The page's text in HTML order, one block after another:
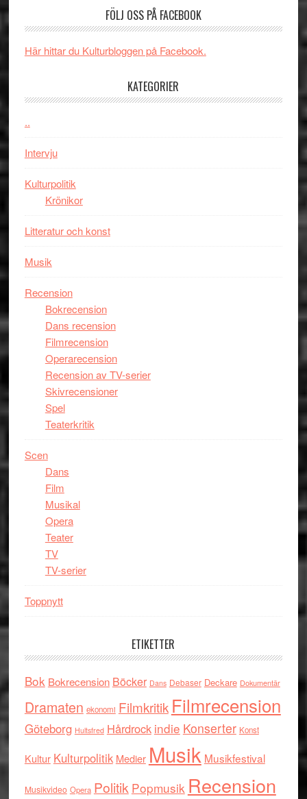
Brand
kan
FÖLJ OSS PÅ FACEBOOK
Här hittar du Kulturbloggen på Facebook.
KATEGORIER
..
Intervju
Kulturpolitik
Krönikor
Litteratur och konst
Musik
Recension
Bokrecension
Dans recension
Filmrecension
Operarecension
Recension av TV-serier
Skivrecensioner
Spel
Teaterkritik
Scen
Dans
Film
Musikal
Opera
Teater
TV
TV-serier
Toppnytt
ETIKETTER
Bok Bokrecension Böcker Dans Debaser Deckare Dokumentär
Dramaten ekonomi Filmkritik Filmrecension
Göteborg Hultsfred Hårdrock indie Konserter Konst
Kultur Kulturpolitik Medier Musik Musikfestival
Musikvideo Opera Politik Popmusik Recension